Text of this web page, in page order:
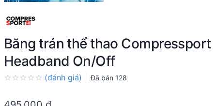
Băng trán thể thao Compressport
Headband On/Off
out
(đánh giá) Đã bán 128